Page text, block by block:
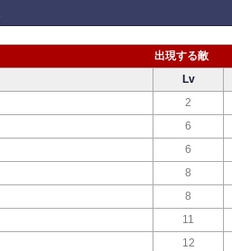
出現する敵
Lv
2
6
6
8
8
11
12